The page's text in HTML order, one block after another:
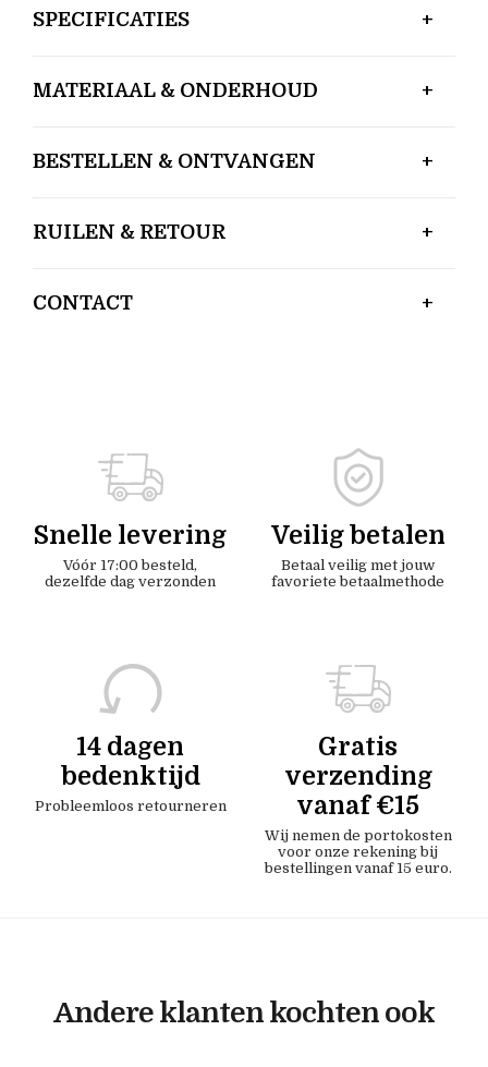
SPECIFICATIES
MATERIAAL & ONDERHOUD
BESTELLEN & ONTVANGEN
RUILEN & RETOUR
CONTACT
Snelle levering
Vóór 17:00 besteld,
dezelfde dag verzonden
Veilig betalen
Betaal veilig met jouw
favoriete betaalmethode
14 dagen
bedenktijd
Probleemloos retourneren
Gratis
verzending
vanaf €15
Wij nemen de portokosten
voor onze rekening bij
bestellingen vanaf 15 euro.
Andere klanten kochten ook